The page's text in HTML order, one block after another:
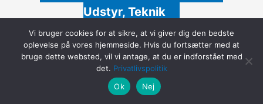
Udstyr, Teknik
Solceller Camping Facebook gruppe:
Vi bruger cookies for at sikre, at vi giver dig den bedste
oplevelse på vores hjemmeside. Hvis du fortsætter med at
bruge dette websted, vil vi antage, at du er indforstået med
det. Privatlivspolitik
Ok
Nej